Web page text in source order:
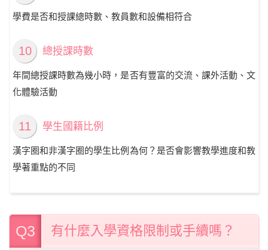
學費是否和授課總時數、教員數和設備相符合
10 總授課時數
年間總授課時數為幾小時，是否有豐富的交流、課外活動、文
化體驗活動
11 學生國籍比例
漢字圈和非漢字圈的學生比例為何？是否會影響教學進度和教
學著重點的不同
Q3 有什麼入學資格限制或手續嗎？